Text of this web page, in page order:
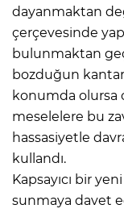
dayanmaktan
çerçevesinde
bulunmaktan
bozduğun
konumda olursa
meselelere bu
hassasiyetle
kullandı.
Kapsayıcı bir
sunmaya davet